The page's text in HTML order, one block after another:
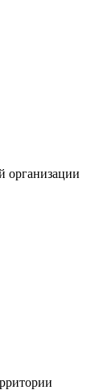
организации